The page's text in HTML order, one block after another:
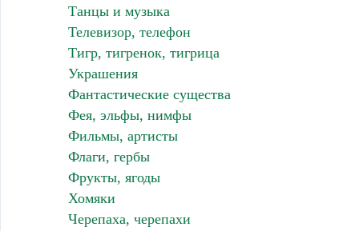
Танцы и музыка
Телевизор, телефон
Тигр, тигренок, тигрица
Украшения
Фантастические существа
Фея, эльфы, нимфы
Фильмы, артисты
Флаги, гербы
Фрукты, ягоды
Хомяки
Черепаха, черепахи